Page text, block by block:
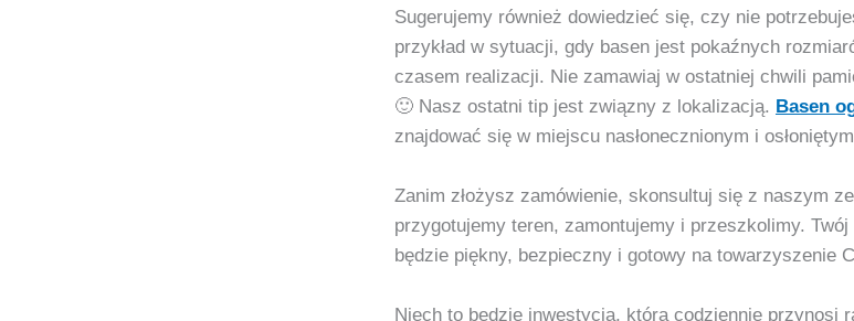
Sugerujemy również dowiedzieć się, czy nie
przykład w sytuacji, gdy basen jest pokaźnych
czasem realizacji. Nie zamawiaj w ostatniej chwili
🙂 Nasz ostatni tip jest związny z lokalizacją. Basen
znajdować się w miejscu nasłonecznionym i
Zanim złożysz zamówienie, skonsultuj się z naszym
przygotujemy teren, zamontujemy i przeszkolimy. Twój
będzie piękny, bezpieczny i gotowy na towarzyszenie
Niech to będzie inwestycja, która codziennie przynosi